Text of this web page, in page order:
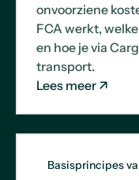
onvoorziene
FCA werkt,
en hoe je via
transport.
Lees meer
Basisprincipes